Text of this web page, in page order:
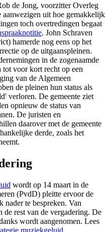
de Jong, voorzitter Overleg
uit hoe gemakkelijk
toch overtredingen begaat
. John Schraven
hamerde nog eens op het
op de uitgaanspleinen.
in de zogenaamde
tot voor kort recht op een
van de Algemeen
de pleinen hun status als
verloren. De gemeente ziet
opnieuw de status van
De juristen en
daarover met de gemeente
derde, zoals het
wordt op 14 maart in de
(PvdD) pleitte ervoor de
nader te bespreken. Van
de rest van de vergadering. De
wordt aangenomen. Lees
muziekgeluid